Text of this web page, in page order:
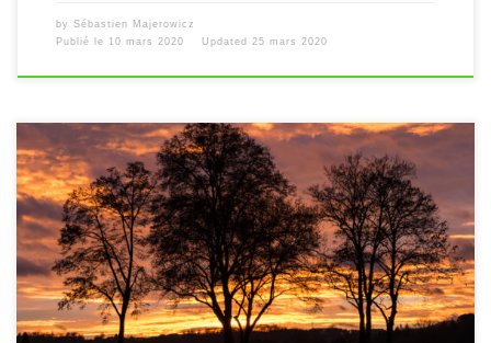
by Sébastien Majerowicz
Publié le 10 mars 2020 Updated 25 mars 2020
[…]